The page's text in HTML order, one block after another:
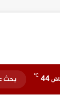
44
℃